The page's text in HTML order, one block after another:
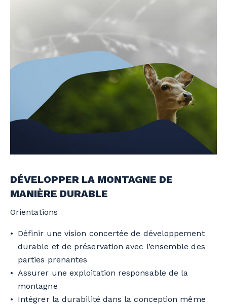
DÉVELOPPER LA MONTAGNE DE
MANIÈRE DURABLE
Orientations
Définir une vision concertée de développement
durable et de préservation avec l’ensemble des
parties prenantes
Assurer une exploitation responsable de la
montagne
Intégrer la durabilité dans la conception même